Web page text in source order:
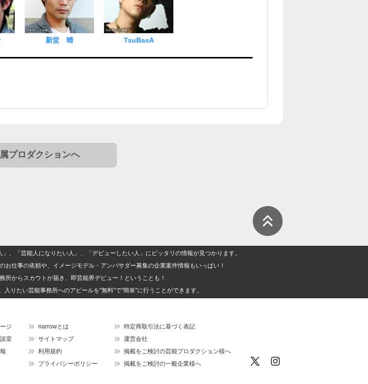
新堂 晴 TsuBasA
プロダクションへ
、「芸能人になりたい人」、「デビューしたい人」にピッタリの情報が見つかります。
仕事の依頼や、イメージモデル・アンバサダー募集の企業案件情報もいっぱい！
所からスカウトが届き、即芸能界デビュー！ということも！
りたい芸能事務所へのアピールを"無料"で"簡単"に行うことができます。
ジ
室
narrowとは
サイトマップ
利用規約
プライバシーポリシー
特定商取引法に基づく表記
運営会社
掲載をご検討の芸能プロダクション様へ
掲載をご検討の一般企業様へ